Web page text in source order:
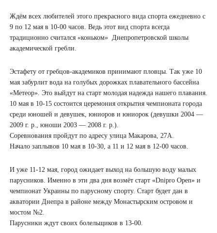
Ждём всех любителей этого прекрасного вида спорта ежедневно с
9 по 12 мая в 10-00 часов. Ведь этот вид спорта всегда
традиционно считался «коньком» Днепропетровской школы
академической гребли.
Эстафету от гребцов-академиков принимают пловцы. Так уже 10
мая забурлит вода на голубых дорожках плавательного бассейна
«Метеор». Это выйдут на старт молодая надежда нашего плавания.
10 мая в 10-15 состоится церемония открытия чемпионата города
среди юношей и девушек, юниоров и юниорок (девушки 2004 —
2009 г. р., юноши 2003 — 2008 г. р.).
Соревнования пройдут по адресу улица Макарова, 27А.
Начало заплывов 10 мая в 10-30, а 11 и 12 мая в 12-00 часов.
И уже 11-12 мая, город ожидает выход на большую воду малых
парусников. Именно в эти два дня возмёт старт «Dnipro Open» и
чемпионат Украины по парусному спорту. Старт будет дан в
акватории Днепра в районе между Монастырским островом и
мостом №2.
Парусники ждут своих болельщиков в 13-00.